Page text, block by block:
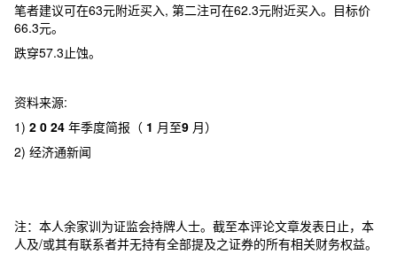
笔者建议可在63元附近买入, 第二注可在62.3元附近买入。目标价
66.3元。
跌穿57.3止蚀。
资料来源:
1) 2 0 24 年季度简报（ 1 月至9 月）
2) 经济通新闻
注：本人余家训为证监会持牌人士。截至本评论文章发表日止，本
人及/或其有联系者并无持有全部提及之证券的所有相关财务权益。